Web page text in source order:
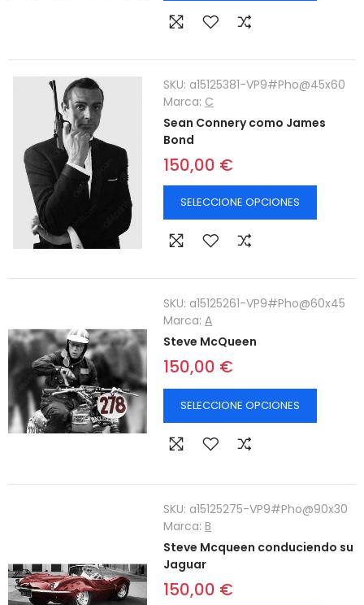
SKU: a15125381-VP9#Pho@45x60
Marca: C
Sean Connery como James
Bond
150,00 €
SELECCIONE OPCIONES
SKU: a15125261-VP9#Pho@60x45
Marca:A
Steve McQueen
150,00 €
SELECCIONE OPCIONES
SKU: a15125275-VP9#Pho@90x30
Marca:B
Steve Mcqueen conduciendo su
Jaguar
150,00 €